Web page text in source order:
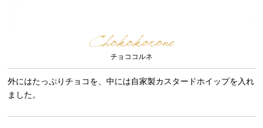
Chokokorone
チョココルネ
外にはたっぷりチョコを、中には自家製カスタードホイップを入れ
ました。